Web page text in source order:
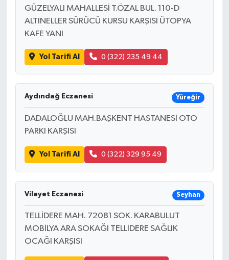
GÜZELYALI MAHALLESİ T.ÖZAL BUL. 110-D
ALTINELLER SÜRÜCÜ KURSU KARŞISI ÜTOPYA
KAFE YANI
Yol Tarifi Al 0 (322) 235 49 44
Aydındağ Eczanesi Yüreğir
DADALOĞLU MAH.BAŞKENT HASTANESİ OTO
PARKI KARŞISI
Yol Tarifi Al 0 (322) 329 95 49
Vilayet Eczanesi Seyhan
TELLİDERE MAH. 72081 SOK. KARABULUT
MOBİLYA ARA SOKAĞI TELLİDERE SAĞLIK
OCAĞI KARŞISI